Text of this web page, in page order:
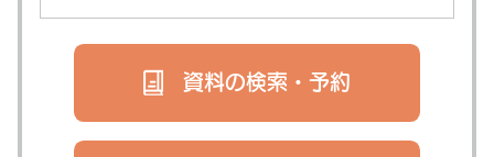
資料の検索・ 予約